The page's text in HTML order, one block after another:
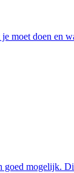
moet doen en
mogelijk.